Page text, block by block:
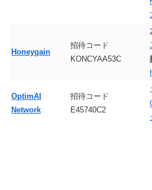
Honeygain
招待コード
KONCYAA53C
OptimAI
Network
招待コード
E45740C2